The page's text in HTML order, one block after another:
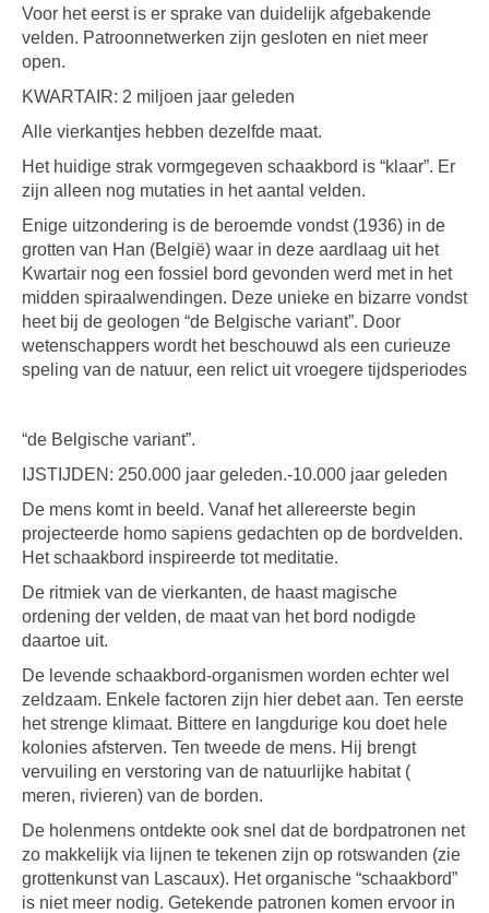
Voor het eerst is er sprake van duidelijk afgebakende
velden. Patroonnetwerken zijn gesloten en niet meer
open.
KWARTAIR: 2 miljoen jaar geleden
Alle vierkantjes hebben dezelfde maat.
Het huidige strak vormgegeven schaakbord is “klaar”. Er
zijn alleen nog mutaties in het aantal velden.
Enige uitzondering is de beroemde vondst (1936) in de
grotten van Han (België) waar in deze aardlaag uit het
Kwartair nog een fossiel bord gevonden werd met in het
midden spiraalwendingen. Deze unieke en bizarre vondst
heet bij de geologen “de Belgische variant”. Door
wetenschappers wordt het beschouwd als een curieuze
speling van de natuur, een relict uit vroegere tijdsperiodes
“de Belgische variant”.
IJSTIJDEN: 250.000 jaar geleden.-10.000 jaar geleden
De mens komt in beeld. Vanaf het allereerste begin
projecteerde homo sapiens gedachten op de bordvelden.
Het schaakbord inspireerde tot meditatie.
De ritmiek van de vierkanten, de haast magische
ordening der velden, de maat van het bord nodigde
daartoe uit.
De levende schaakbord-organismen worden echter wel
zeldzaam. Enkele factoren zijn hier debet aan. Ten eerste
het strenge klimaat. Bittere en langdurige kou doet hele
kolonies afsterven. Ten tweede de mens. Hij brengt
vervuiling en verstoring van de natuurlijke habitat (
meren, rivieren) van de borden.
De holenmens ontdekte ook snel dat de bordpatronen net
zo makkelijk via lijnen te tekenen zijn op rotswanden (zie
grottenkunst van Lascaux). Het organische “schaakbord”
is niet meer nodig. Getekende patronen komen ervoor in